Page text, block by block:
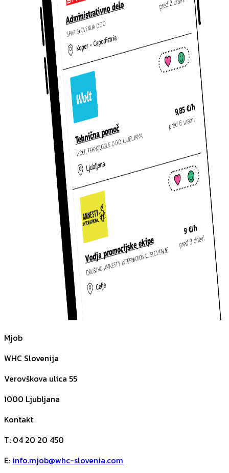
Mjob
WHC Slovenija
Verovškova ulica 55
1000 Ljubljana
Kontakt
T: 04 20 20 450
E: info.mjob@whc-slovenia.com